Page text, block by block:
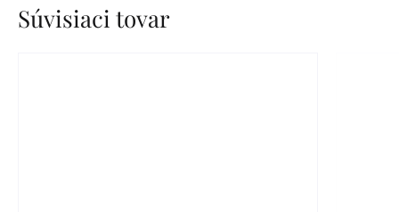
Súvisiaci tovar